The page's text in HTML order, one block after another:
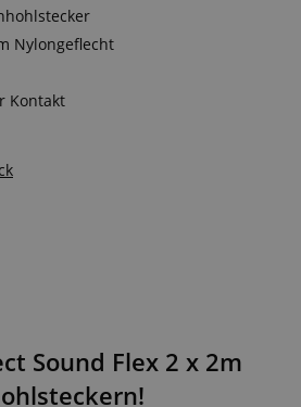
Nylongeflecht
Kontakt
Sound Flex 2 x 2m